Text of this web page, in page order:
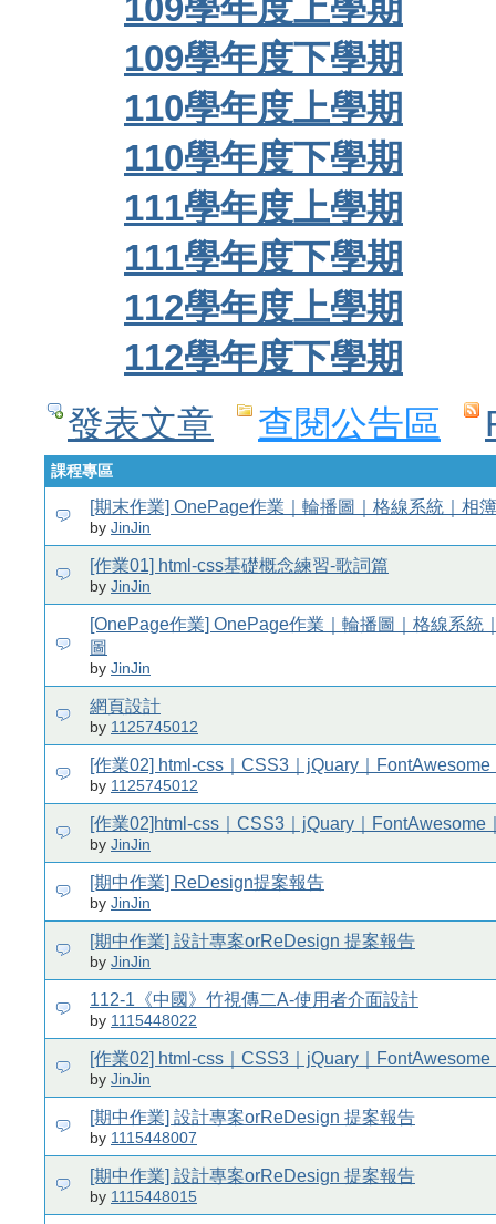
109學年度上學期
109學年度下學期
110學年度上學期
110學年度下學期
111學年度上學期
111學年度下學期
112學年度上學期
112學年度下學期
發表文章
查閱公告區
課程專區
[期末作業] OnePage作業｜輪播圖｜格線系統｜相
by JinJin
[作業01] html-css基礎概念練習-歌詞篇
by JinJin
[OnePage作業] OnePage作業｜輪播圖｜格線系統
圖
by JinJin
網頁設計
by 1125745012
[作業02] html-css｜CSS3｜jQuary｜FontAwesome
by 1125745012
[作業02]html-css｜CSS3｜jQuary｜FontAwesome
by JinJin
[期中作業] ReDesign提案報告
by JinJin
[期中作業] 設計專案orReDesign 提案報告
by JinJin
112-1《中國》竹視傳二A-使用者介面設計
by 1115448022
[作業02] html-css｜CSS3｜jQuary｜FontAwesome
by JinJin
[期中作業] 設計專案orReDesign 提案報告
by 1115448007
[期中作業] 設計專案orReDesign 提案報告
by 1115448015